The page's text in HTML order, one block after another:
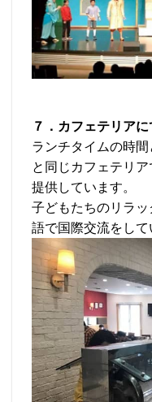
７．カフェテリア
ランチタイムの時
と同じカフェテリ
提供しています。
子どもたちのリラ
語で国際交流をして